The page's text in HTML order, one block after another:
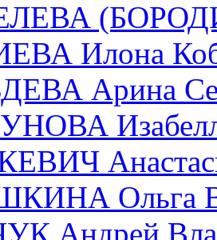
Илона
Арина
Ольга